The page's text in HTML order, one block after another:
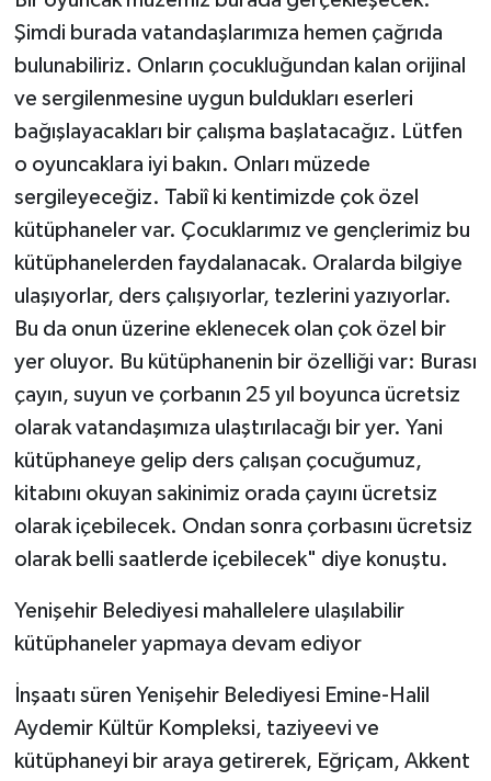
Şimdi burada vatandaşlarımıza hemen çağrıda
bulunabiliriz. Onların çocukluğundan kalan orijinal
ve sergilenmesine uygun buldukları eserleri
bağışlayacakları bir çalışma başlatacağız. Lütfen
o oyuncaklara iyi bakın. Onları müzede
sergileyeceğiz. Tabiî ki kentimizde çok özel
kütüphaneler var. Çocuklarımız ve gençlerimiz bu
kütüphanelerden faydalanacak. Oralarda bilgiye
ulaşıyorlar, ders çalışıyorlar, tezlerini yazıyorlar.
Bu da onun üzerine eklenecek olan çok özel bir
yer oluyor. Bu kütüphanenin bir özelliği var: Burası
çayın, suyun ve çorbanın 25 yıl boyunca ücretsiz
olarak vatandaşımıza ulaştırılacağı bir yer. Yani
kütüphaneye gelip ders çalışan çocuğumuz,
kitabını okuyan sakinimiz orada çayını ücretsiz
olarak içebilecek. Ondan sonra çorbasını ücretsiz
olarak belli saatlerde içebilecek" diye konuştu.
Yenişehir Belediyesi mahallelere ulaşılabilir
kütüphaneler yapmaya devam ediyor
İnşaatı süren Yenişehir Belediyesi Emine-Halil
Aydemir Kültür Kompleksi, taziyeevi ve
kütüphaneyi bir araya getirerek, Eğriçam, Akkent